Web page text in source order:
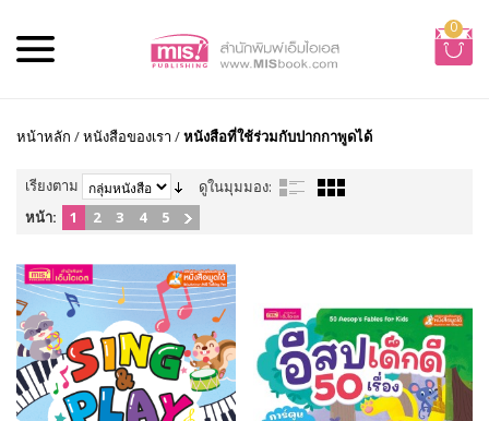
0
หน้าหลัก /หนังสือของเรา /หนังสือที่ใช้ร่วมกับปากกาพูดได้
เรียงตาม
ดูในมุมมอง:
หน้า:
1 2 3 4 5